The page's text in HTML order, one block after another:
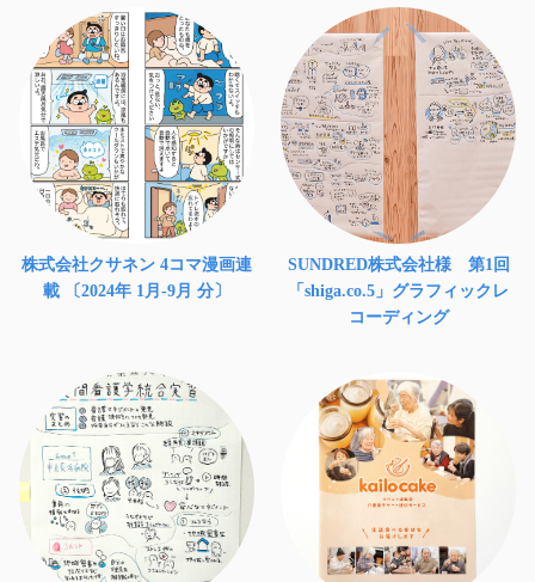
株式会社クサネン 4コマ漫画連
載 〔2024年 1月-9月 分〕
SUNDRED株式会社様 第1回
「shiga.co.5」グラフィックレ
コーディング